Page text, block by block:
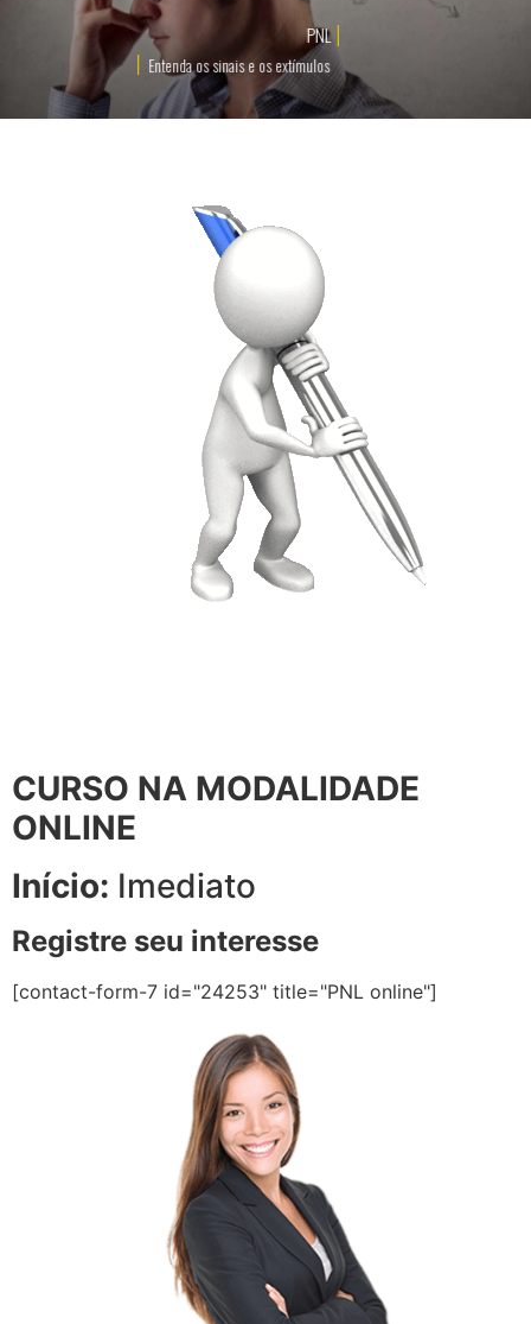
PNL
Entenda ossinaise osextímulos
CURSO NA MODALIDADE
ONLINE
Início: Imediato
Registre seu interesse
[contact-form-7 id="24253" title="PNL online"]